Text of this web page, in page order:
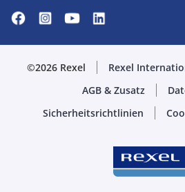
©2026 Rexel Rexel
AGB & Zusatz
Sicherheitsrichtlinien